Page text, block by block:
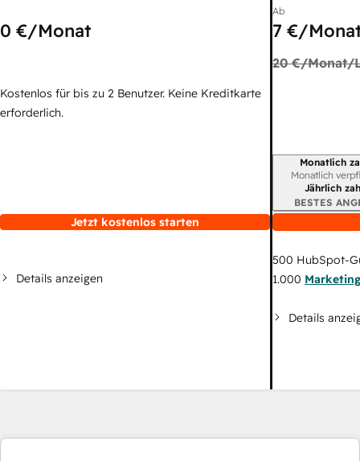
0 €/Monat
Kostenlos für bis zu 2 Benutzer. Keine Kreditkarte
erforderlich.
Jetzt kostenlos starten
Details anzeigen
Ab
7 €/
20 €/Monat/
Monatlich
Monatlich
Jährlich
BESTES
500 HubSpot-
1.000
Details